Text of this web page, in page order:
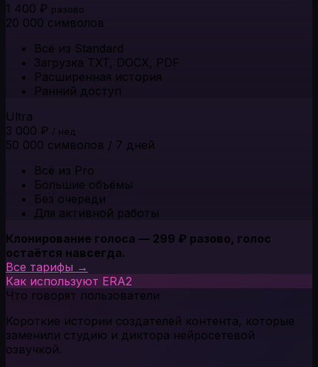
1 400 ₽ разово
20 000 символов
Всё из Standard
Загрузка TXT, DOCX, PDF
Расширенная история
Ранний доступ
Ultra
3 000 ₽ / нед
50 000 символов / 7 дней
Всё из Pro
Большие объёмы
Без очереди
Для активной работы
Клонирование голоса — 299 ₽ разово, голос
остаётся навсегда.
Все тарифы →
Как используют ERA2
Что говорят пользователи
Короткие истории создателей контента, которые
заменили студию и диктора нейросетевой
озвучкой.